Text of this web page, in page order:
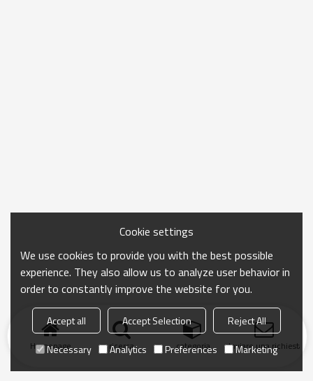
Homepage ricerca categoria Inviare una richiesta
Cookie settings
We use cookies to provide you with the best possible
experience. They also allow us to analyze user behavior in
order to constantly improve the website for you.
Accept all Accept Selection
Reject All
Necessary
Analytics Preferences Marketing